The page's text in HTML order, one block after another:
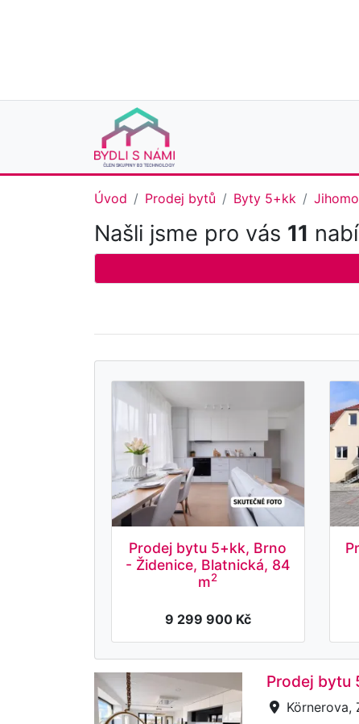
Úvod Prodej bytů Byty 5+kk
Našli jsme pro vás 11
Prodej bytu 5+kk, Brno
- Židenice, Blatnická, 84
m2
9 299 900 Kč
Prodej bytu
Körnerova,